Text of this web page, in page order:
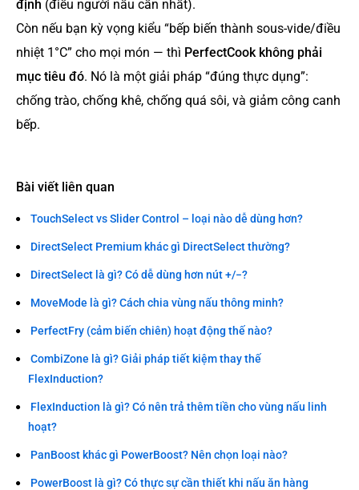
định (điều người nấu cần nhất).
Còn nếu bạn kỳ vọng kiểu “bếp biến thành sous-vide/điều
nhiệt 1°C” cho mọi món — thì PerfectCook không phải
mục tiêu đó. Nó là một giải pháp “đúng thực dụng”:
chống trào, chống khê, chống quá sôi, và giảm công canh
bếp.
Bài viết liên quan
TouchSelect vs Slider Control – loại nào dễ dùng hơn?
DirectSelect Premium khác gì DirectSelect thường?
DirectSelect là gì? Có dễ dùng hơn nút +/−?
MoveMode là gì? Cách chia vùng nấu thông minh?
PerfectFry (cảm biến chiên) hoạt động thế nào?
CombiZone là gì? Giải pháp tiết kiệm thay thế
FlexInduction?
FlexInduction là gì? Có nên trả thêm tiền cho vùng nấu linh
hoạt?
PanBoost khác gì PowerBoost? Nên chọn loại nào?
PowerBoost là gì? Có thực sự cần thiết khi nấu ăn hàng